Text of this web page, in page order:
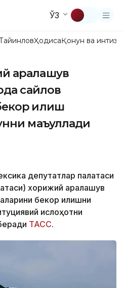
ЎЗ
ҲодисаҚонун ва
аралашув
сайлов
қилиш
маъқуллади
депутатлар палатаси
хорижий аралашув
бекор қилишни
ислоҳотни
ТАСС.